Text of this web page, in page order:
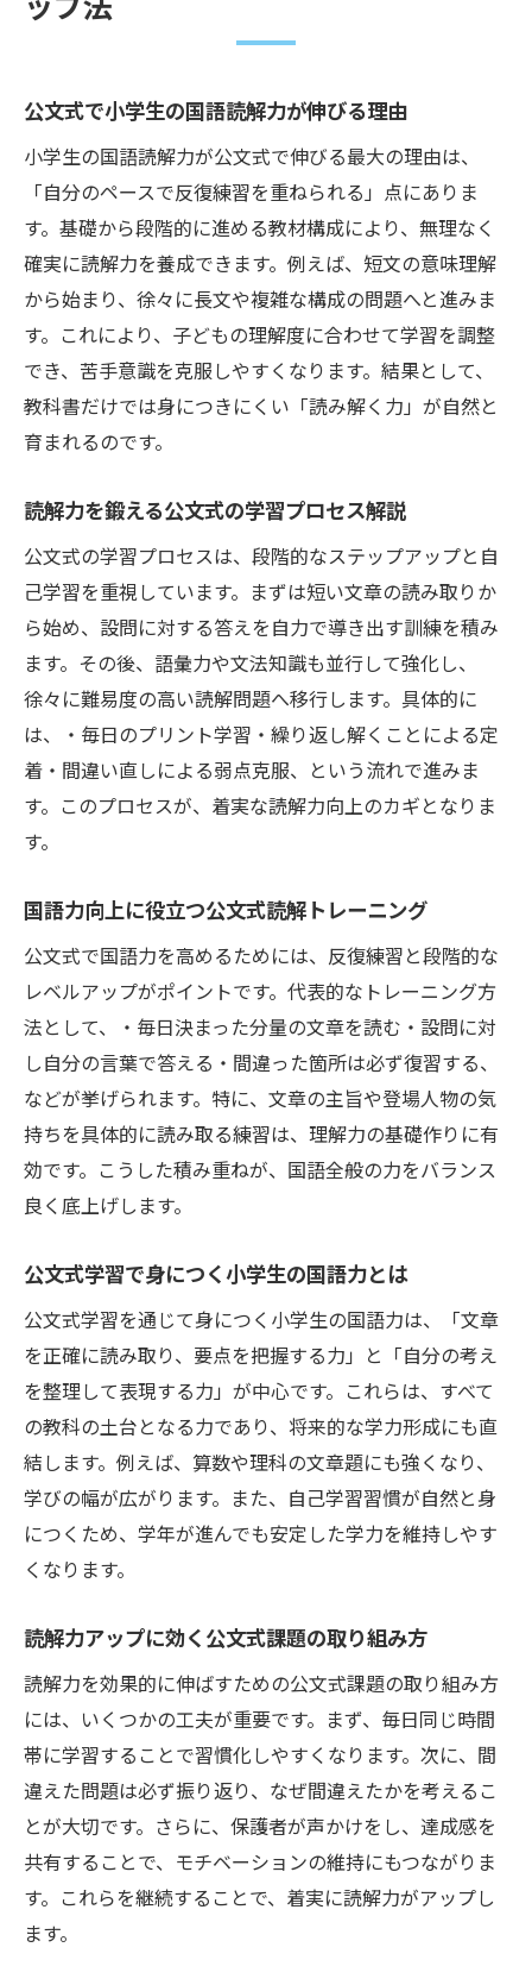
公文式で小学生の国語読解力が伸びる理由
小学生の国語読解力が公文式で伸びる最大の理由は、
「自分のペースで反復練習を重ねられる」点にありま
す。基礎から段階的に進める教材構成により、無理なく
確実に読解力を養成できます。例えば、短文の意味理解
から始まり、徐々に長文や複雑な構成の問題へと進みま
す。これにより、子どもの理解度に合わせて学習を調整
でき、苦手意識を克服しやすくなります。結果として、
教科書だけでは身につきにくい「読み解く力」が自然と
育まれるのです。
読解力を鍛える公文式の学習プロセス解説
公文式の学習プロセスは、段階的なステップアップと自
己学習を重視しています。まずは短い文章の読み取りか
ら始め、設問に対する答えを自力で導き出す訓練を積み
ます。その後、語彙力や文法知識も並行して強化し、
徐々に難易度の高い読解問題へ移行します。具体的に
は、・毎日のプリント学習・繰り返し解くことによる定
着・間違い直しによる弱点克服、という流れで進みま
す。このプロセスが、着実な読解力向上のカギとなりま
す。
国語力向上に役立つ公文式読解トレーニング
公文式で国語力を高めるためには、反復練習と段階的な
レベルアップがポイントです。代表的なトレーニング方
法として、・毎日決まった分量の文章を読む・設問に対
し自分の言葉で答える・間違った箇所は必ず復習する、
などが挙げられます。特に、文章の主旨や登場人物の気
持ちを具体的に読み取る練習は、理解力の基礎作りに有
効です。こうした積み重ねが、国語全般の力をバランス
良く底上げします。
公文式学習で身につく小学生の国語力とは
公文式学習を通じて身につく小学生の国語力は、「文章
を正確に読み取り、要点を把握する力」と「自分の考え
を整理して表現する力」が中心です。これらは、すべて
の教科の土台となる力であり、将来的な学力形成にも直
結します。例えば、算数や理科の文章題にも強くなり、
学びの幅が広がります。また、自己学習習慣が自然と身
につくため、学年が進んでも安定した学力を維持しやす
くなります。
読解力アップに効く公文式課題の取り組み方
読解力を効果的に伸ばすための公文式課題の取り組み方
には、いくつかの工夫が重要です。まず、毎日同じ時間
帯に学習することで習慣化しやすくなります。次に、間
違えた問題は必ず振り返り、なぜ間違えたかを考えるこ
とが大切です。さらに、保護者が声かけをし、達成感を
共有することで、モチベーションの維持にもつながりま
す。これらを継続することで、着実に読解力がアップし
ます。